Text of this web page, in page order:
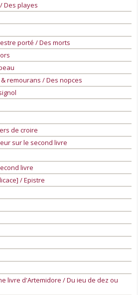
Des playes
porté / Des morts
remourans / Des nopces
de croire
sur le second livre
livre
/ Epistre
livre d'Artemidore / Du ieu de dez ou